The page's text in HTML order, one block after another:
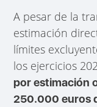
A pesar de la
estimación
límites
los ejercicios
por estimación
250.000 euros